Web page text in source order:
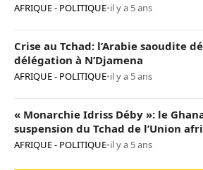
AFRIQUE - POLITIQUE•il y a 5 ans
Crise au Tchad: l’Arabie saoudite
délégation à N’Djamena
AFRIQUE - POLITIQUE•il y a 5 ans
« Monarchie Idriss Déby »: le
suspension du Tchad de l’Union
AFRIQUE - POLITIQUE•il y a 5 ans